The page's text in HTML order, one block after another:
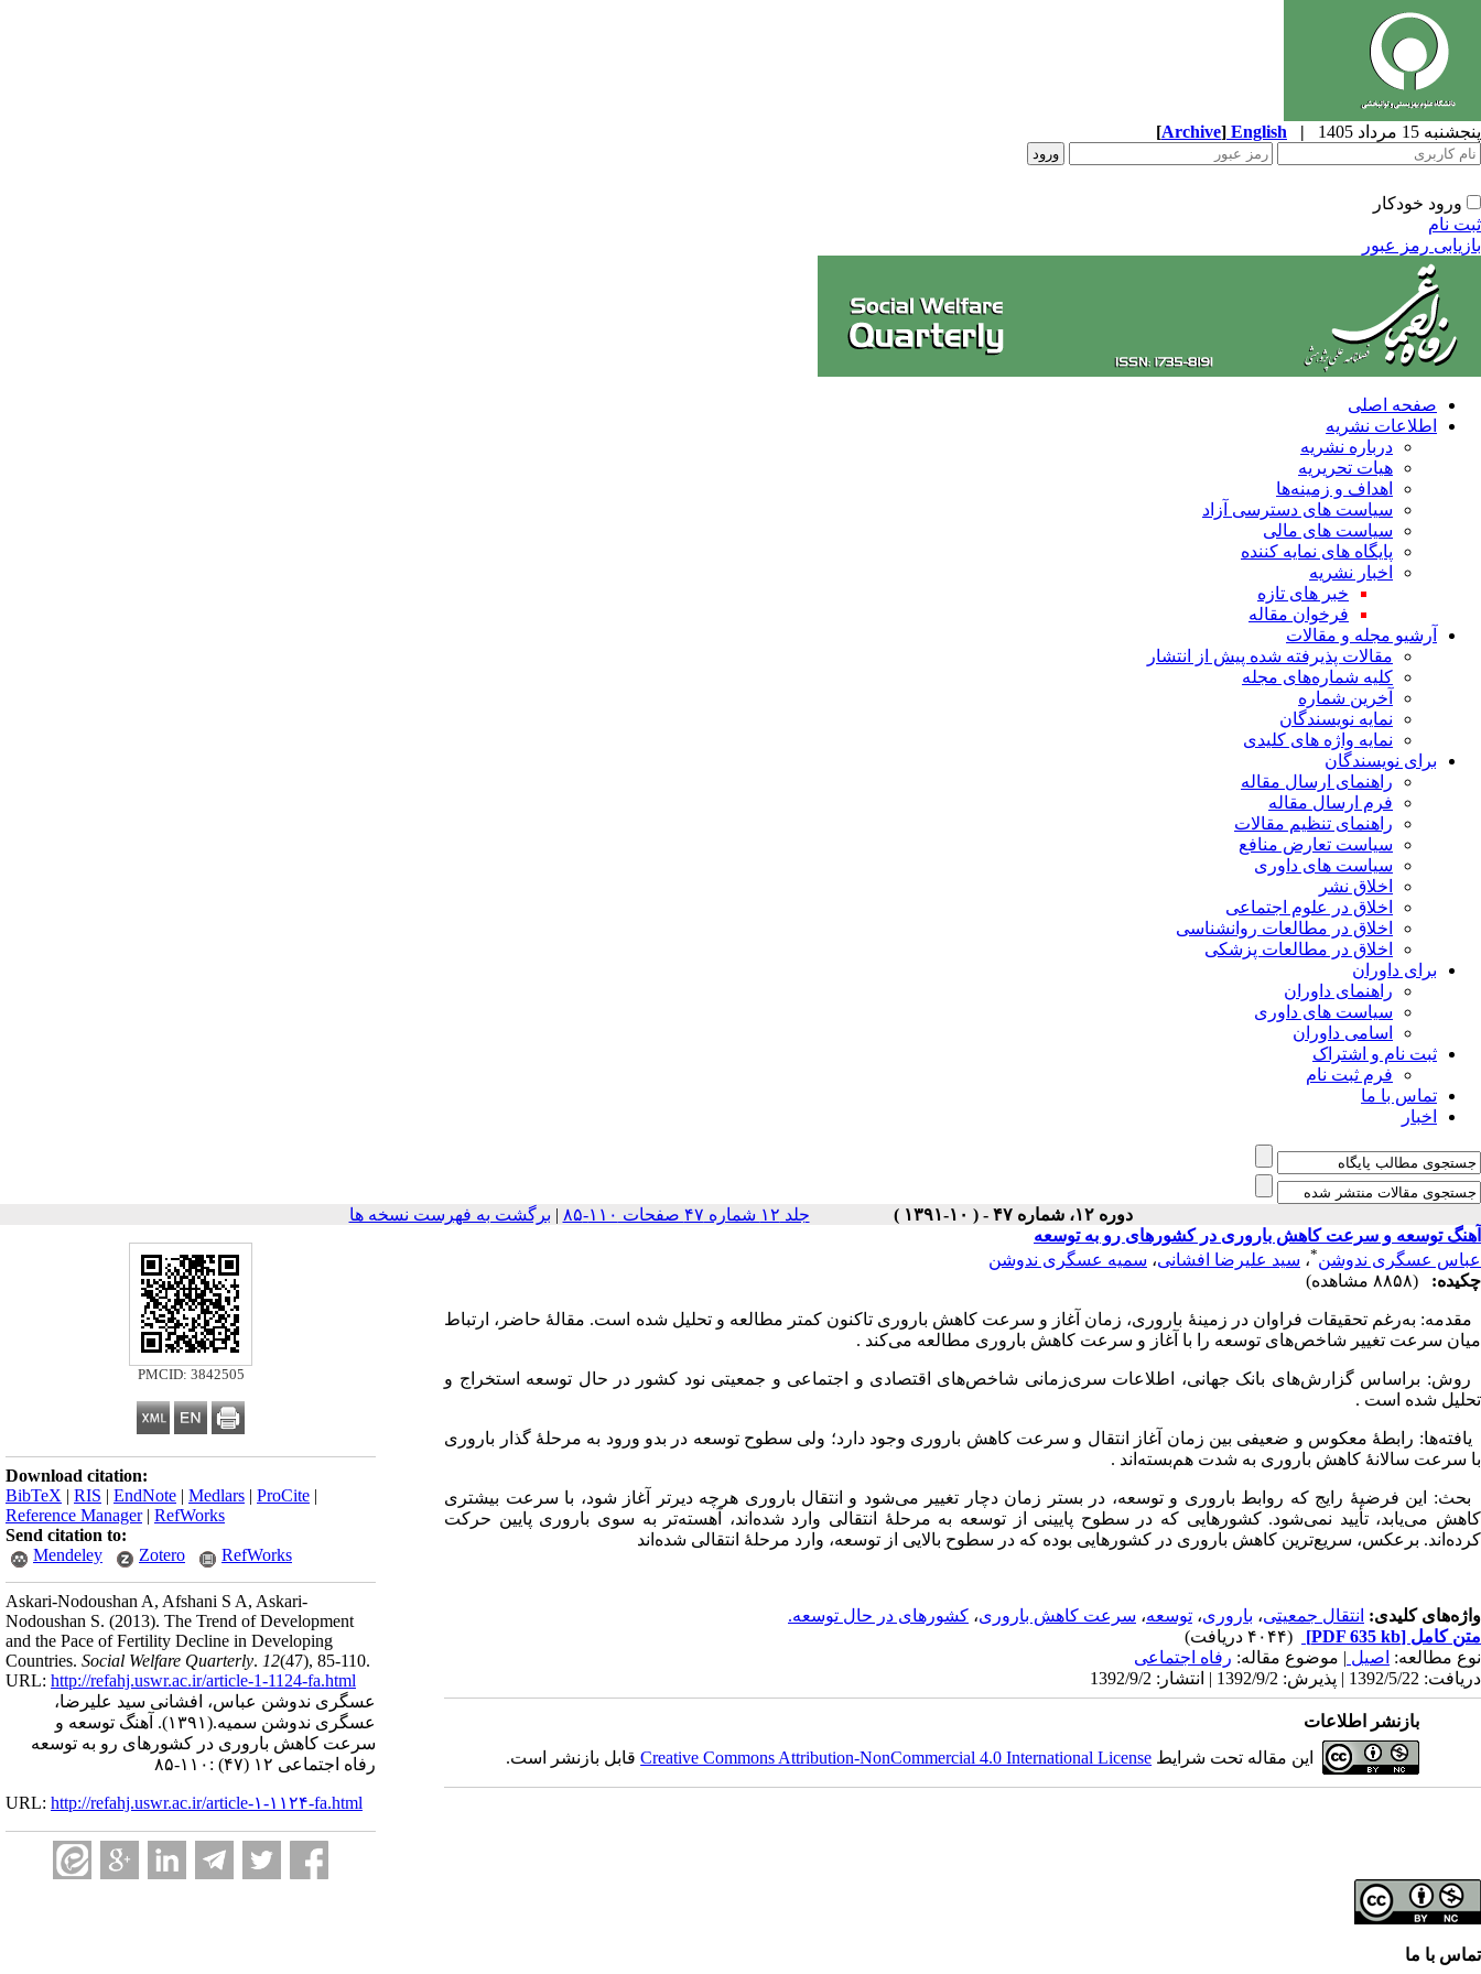
پنجشنبه 15 مرداد 1405 |
English
[Archive]
ورود خودکار
ثبت نام
بازیابی رمز عبور
صفحه اصلی
اطلاعات نشریه
درباره نشریه
هیات تحریریه
اهداف و زمینه‌ها
سیاست های دسترسی آزاد
سیاست های مالی
پایگاه های نمایه کننده
اخبار نشریه
خبر های تازه
فرخوان مقاله
آرشیو مجله و مقالات
مقالات پذیرفته شده پیش از انتشار
کلیه شماره‌های مجله
آخرین شماره
نمایه نویسندگان
نمایه واژه های کلیدی
برای نویسندگان
راهنمای ارسال مقاله
فرم ارسال مقاله
راهنمای تنظیم مقالات
سیاست تعارض منافع
سیاست های داوری
اخلاق نشر
اخلاق در علوم اجتماعی
اخلاق در مطالعات روانشناسی
اخلاق در مطالعات پزشکی
برای داوران
راهنمای داوران
سیاست های داوری
اسامی داوران
ثبت نام و اشتراک
فرم ثبت نام
تماس با ما
اخبار
دوره ۱۲، شماره ۴۷ - ( ۱۰-۱۳۹۱ ) جلد ۱۲ شماره ۴۷ صفحات ۱۱۰-۸۵ | برگشت به فهرست نسخه ها
PMCID: 3842505
Download citation:
BibTeX | RIS | EndNote | Medlars | ProCite |
Reference Manager| RefWorks
Send citation to:
Mendeley
Zotero RefWorks
Askari-Nodoushan A, Afshani S A, Askari-
Nodoushan S. (2013). The Trend of Development
and the Pace of Fertility Decline in Developing
Countries. Social Welfare Quarterly. 12(47), 85-110.
URL: http://refahj.uswr.ac.ir/article-1-1124-fa.html
عسگری ندوشن عباس، افشانی سید علیرضا،
عسگری ندوشن سمیه.(۱۳۹۱).
آهنگ توسعه و
سرعت کاهش باروری در کشورهای رو به توسعه
رفاه اجتماعی ۱۲ (۴۷) :۱۱۰-۸۵
URL: http://refahj.uswr.ac.ir/article-۱-۱۱۲۴-fa.html
آهنگ توسعه و سرعت کاهش باروری در کشورهای رو به توسعه
عباس عسگری ندوشن*، سید علیرضا افشانی، سمیه عسگری ندوشن
چکیده:
(۸۸۵۸ مشاهده)
مقدمه: به‌رغم تحقیقات فراوان در زمینۀ باروری، زمان آغاز و سرعت کاهش باروری تاکنون کمتر مطالعه و تحلیل شده است. مقالۀ حاضر، ارتباط
میان سرعت تغییر شاخص‌های توسعه را با آغاز و سرعت کاهش باروری مطالعه می‌کند .
روش: براساس گزارش‌های بانک جهانی، اطلاعات سری‌زمانی شاخص‌های اقتصادی و اجتماعی و جمعیتی نود کشور در حال توسعه استخراج و
تحلیل شده است .
یافته‌ها: رابطۀ معکوس و ضعیفی بین زمان آغاز انتقال و سرعت کاهش باروری وجود دارد؛ ولی سطوح توسعه در بدو ورود به مرحلۀ ‌گذار باروری
با سرعت سالانۀ کاهش باروری به شدت هم‌بسته‌اند .
بحث: این فرضیۀ رایج که روابط باروری و توسعه، در بستر زمان دچار تغییر می‌شود و انتقال باروری هرچه دیرتر آغاز شود، با سرعت بیشتری
کاهش می‌یابد، تأیید نمی‌شود. کشورهایی که در سطوح پایینی از توسعه به مرحلۀ انتقالی وارد شده‌اند، آهسته‌تر به سوی باروری پایین حرکت
کرده‌اند. برعکس، سریع‌ترین کاهش باروری در کشورهایی بوده که در سطوح بالایی از توسعه، وارد مرحلۀ انتقالی شده‌اند
واژه‌های کلیدی: انتقال جمعیتی، باروری، توسعه، سرعت کاهش باروری، کشورهای در حال توسعه.
متن کامل [PDF 635 kb]
(۴۰۴۴ دریافت)
نوع مطالعه: اصیل | موضوع مقاله: رفاه اجتماعی
دریافت: 1392/5/22 | پذیرش: 1392/9/2 | انتشار: 1392/9/2
بازنشر اطلاعات
این مقاله تحت شرایط Creative Commons Attribution-NonCommercial 4.0 International Licenseقابل بازنشر است.
تماس با ما